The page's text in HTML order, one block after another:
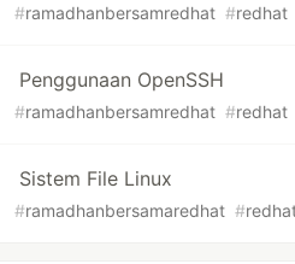
#ramadhanbersamredhat #redhat
Penggunaan OpenSSH
#ramadhanbersamredhat #redhat
Sistem File Linux
#ramadhanbersamaredhat #